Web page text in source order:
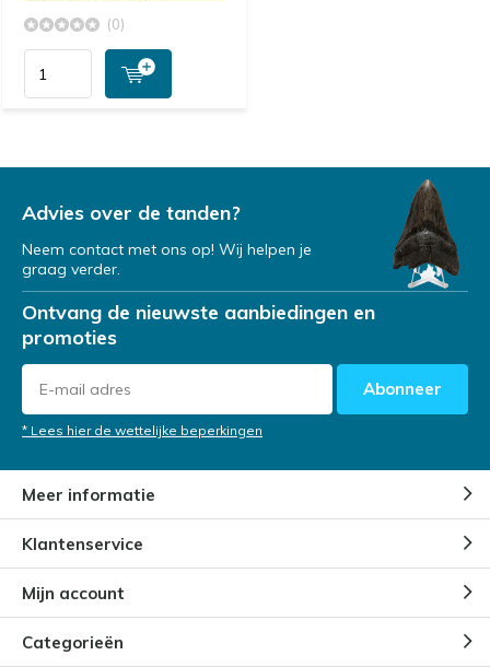
(0)
Advies over de tanden?
Neem contact met ons op! Wij helpen je
graag verder.
Ontvang de nieuwste aanbiedingen en
promoties
Abonneer
* Lees hier de wettelijke beperkingen
Meer informatie
Klantenservice
Mijn account
Categorieën